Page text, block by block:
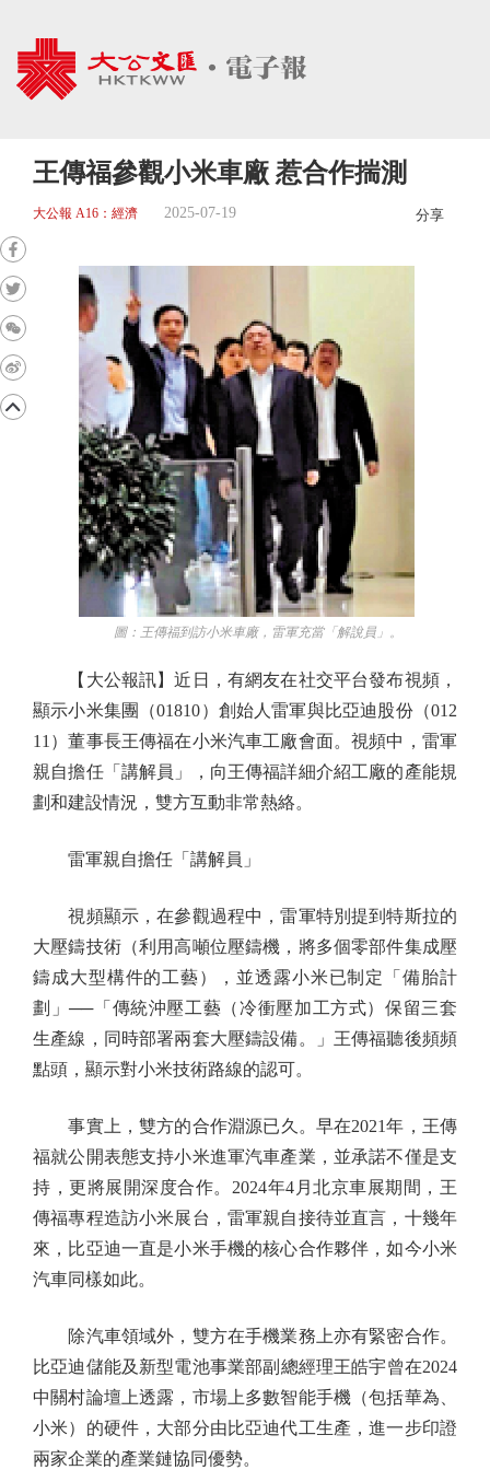
王傳福參觀小米車廠 惹合作揣測
大公報 A16：經濟 2025-07-19 分享
圖：王傳福到訪小米車廠，雷軍充當「解說員」。
【大公報訊】近日，有網友在社交平台發布視頻，
顯示小米集團（01810）創始人雷軍與比亞迪股份（012
11）董事長王傳福在小米汽車工廠會面。視頻中，雷軍
親自擔任「講解員」，向王傳福詳細介紹工廠的產能規
劃和建設情況，雙方互動非常熱絡。
雷軍親自擔任「講解員」
視頻顯示，在參觀過程中，雷軍特別提到特斯拉的
大壓鑄技術（利用高噸位壓鑄機，將多個零部件集成壓
鑄成大型構件的工藝），並透露小米已制定「備胎計
劃」──「傳統沖壓工藝（冷衝壓加工方式）保留三套
生產線，同時部署兩套大壓鑄設備。」王傳福聽後頻頻
點頭，顯示對小米技術路線的認可。
事實上，雙方的合作淵源已久。早在2021年，王傳
福就公開表態支持小米進軍汽車產業，並承諾不僅是支
持，更將展開深度合作。2024年4月北京車展期間，王
傳福專程造訪小米展台，雷軍親自接待並直言，十幾年
來，比亞迪一直是小米手機的核心合作夥伴，如今小米
汽車同樣如此。
除汽車領域外，雙方在手機業務上亦有緊密合作。
比亞迪儲能及新型電池事業部副總經理王皓宇曾在2024
中關村論壇上透露，市場上多數智能手機（包括華為、
小米）的硬件，大部分由比亞迪代工生產，進一步印證
兩家企業的產業鏈協同優勢。